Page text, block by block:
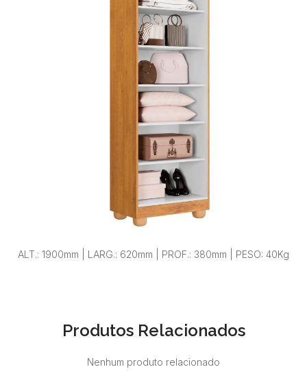
ALT.: 1900mm | LARG.: 620mm | PROF.: 380mm | PESO: 40Kg
Produtos Relacionados
Nenhum produto relacionado